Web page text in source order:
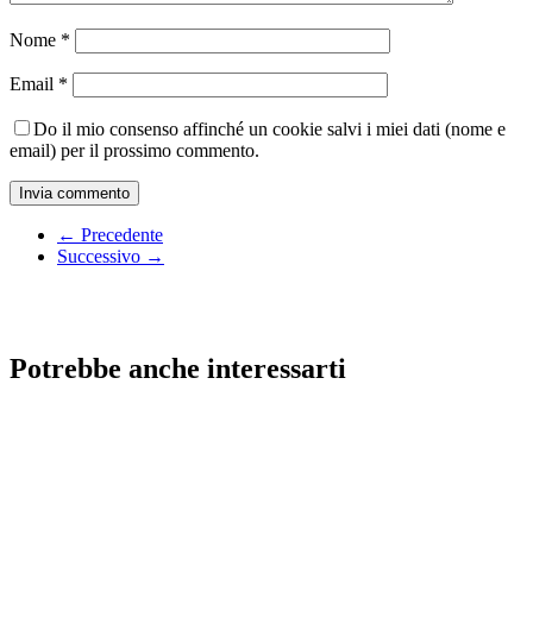
Nome *
Email *
Do il mio consenso affinché un cookie salvi i miei dati (nome e
email) per il prossimo commento.
← Precedente
Successivo →
Potrebbe anche interessarti